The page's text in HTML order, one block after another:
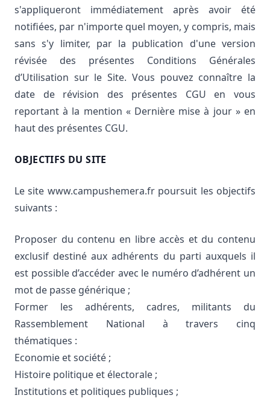
s'appliqueront immédiatement après avoir été
notifiées, par n'importe quel moyen, y compris, mais
sans s'y limiter, par la publication d'une version
révisée des présentes Conditions Générales
d’Utilisation sur le Site. Vous pouvez connaître la
date de révision des présentes CGU en vous
reportant à la mention « Dernière mise à jour » en
haut des présentes CGU.
OBJECTIFS DU SITE
Le site www.campushemera.fr poursuit les objectifs
suivants :
Proposer du contenu en libre accès et du contenu
exclusif destiné aux adhérents du parti auxquels il
est possible d’accéder avec le numéro d’adhérent un
mot de passe générique ;
Former les adhérents, cadres, militants du
Rassemblement National à travers cinq
thématiques :
Economie et société ;
Histoire politique et électorale ;
Institutions et politiques publiques ;